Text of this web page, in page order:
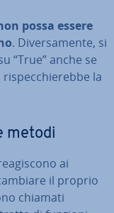
possa essere
. Di­ver­sa­men­te, si
“True” anche se
la
metodi
ai
il proprio
chiamati